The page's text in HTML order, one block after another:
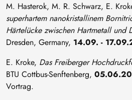
M. Hasterok, M. R. Schwarz, E.
superhartem nanokristallinem
Härtelücke zwischen Hartmetall und
Dresden, Germany, 14.09. -
E. Kroke, Das Freiberger
BTU Cottbus-Senftenberg,
Vortrag.